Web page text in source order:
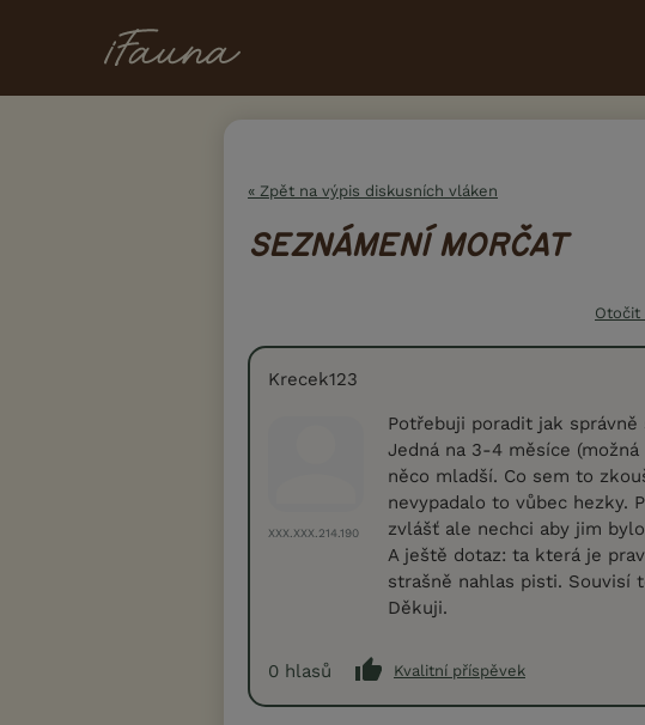
« Zpět na výpis diskusních vláken
SEZNÁMENÍ MORČAT
Otočit
Krecek123
XXX.XXX.214.190
Potřebuji poradit jak
Jedná na 3-4 měsíce
něco mladší. Co sem to
nevypadalo to vůbec hezky.
zvlášť ale nechci aby jim
A ještě dotaz: ta která je
strašně nahlas pisti. Souvisí
Děkuji.
0 hlasů Kvalitní příspěvek